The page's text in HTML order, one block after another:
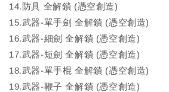
14.防具 全解鎖 (憑空創造)
15.武器-單手劍 全解鎖 (憑空創造)
16.武器-細劍 全解鎖 (憑空創造)
17.武器-短劍 全解鎖 (憑空創造)
18.武器-單手棍 全解鎖 (憑空創造)
19.武器-鞭子 全解鎖 (憑空創造)